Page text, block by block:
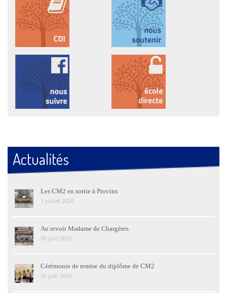
Actualités
Les CM2 en sortie à Provins
1 juillet 2026
Au revoir Madame de Chargères
30 juin 2026
Cérémonie de remise du diplôme de CM2
30 juin 2026